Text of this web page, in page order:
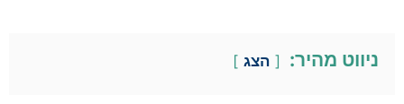
ניווט מהיר: הצג